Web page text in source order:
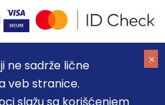
ne sadrže lične
veb stranice.